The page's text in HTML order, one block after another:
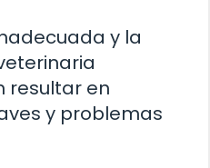
y la
resultar en
y problemas